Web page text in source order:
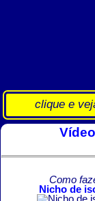
clique e
Como
Nicho de